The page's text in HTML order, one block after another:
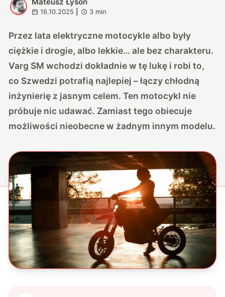
M
16.10.2025 3 min
Przez lata elektryczne motocykle albo były
ciężkie i drogie, albo lekkie… ale bez charakteru.
Varg SM wchodzi dokładnie w tę lukę i robi to,
co Szwedzi potrafią najlepiej – łączy chłodną
inżynierię z jasnym celem. Ten motocykl nie
próbuje nic udawać. Zamiast tego obiecuje
możliwości nieobecne w żadnym innym modelu.